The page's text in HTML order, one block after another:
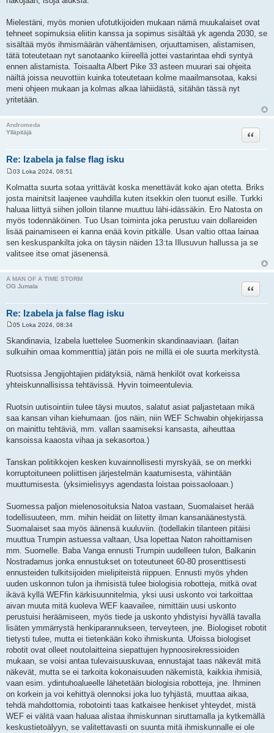
Mielestäni, myös monien ufotutkijoiden mukaan nämä muukalaiset ovat
tehneet sopimuksia eliitin kanssa ja sopimus sisältää yk agenda 2030, se
sisältää myös ihmismäärän vähentämisen, orjuuttamisen, alistamisen,
tätä toteutetaan nyt sanotaanko kiireellä jottei vastarintaa ehdi syntyä
ennen alistamista. Toisaalta Albert Pike 33 asteen muurari sai ohjeita
näiltä joissa neuvottiin kuinka toteutetaan kolme maailmansotaa, kaksi
meni ohjeen mukaan ja kolmas alkaa lähiidästä, sitähän tässä nyt
yritetään.
Andromeda
Ylläpitäjä
Re: Izabela ja false flag isku
Lainaa
e
s
i
03 Loka 2024, 08:51
Kolmatta suurta sotaa yrittävät koska menettävät koko ajan otetta. Briks
josta mainitsit laajenee vauhdilla kuten itsekkin olen tuonut esille. Turkki
haluaa liittyä siihen jolloin tilanne muuttuu lähi-idässäkin. Ero Natosta on
myös todennäköinen. Tuo Usan toiminta joka perustuu vain dollareiden
lisää painamiseen ei kanna enää kovin pitkälle. Usan valtio ottaa lainaa
sen keskuspankilta joka on täysin näiden 13:ta Illusuvun hallussa ja se
valitsee itse omat jäsenensä.
A MAN OF A TIME STORM
OG Jumala
Re: Izabela ja false flag isku
Lainaa
e
s
05 Loka 2024, 08:34
Skandinavia, Izabela luettelee Suomenkin skandinaaviaan. (laitan
sulkuihin omaa kommenttia) jätän pois ne millä ei ole suurta merkitystä.
Ruotsissa Jengijohtajien pidätyksiä, nämä henkilöt ovat korkeissa
yhteiskunnallisissa tehtävissä. Hyvin toimeentulevia.
Ruotsin uutisointiin tulee täysi muutos, salatut asiat paljastetaan mikä
saa kansan vihan kiehumaan. (jos näin, niin WEF Schwabin ohjekirjassa
on mainittu tehtäviä, mm. vallan saamiseksi kansasta, aiheuttaa
kansoissa kaaosta vihaa ja sekasortoa.)
Tanskan politikkojen kesken kuvainnollisesti myrskyää, se on merkki
korruptoituneen poliittisen järjestelmän kaatumisesta, vähintään
muuttumisesta. (yksimielisyys agendasta loistaa poissaoloaan.)
Suomessa paljon mielenosoituksia Natoa vastaan, Suomalaiset herää
todellisuuteen, mm. mihin heidät on liitetty ilman kansanäänestystä.
Suomalaiset saa myös äänensä kuuluviin. (todellakin tilanteen pitäisi
muuttua Trumpin astuessa valtaan, Usa lopettaa Naton rahoittamisen
mm. Suomelle. Baba Vanga ennusti Trumpin uudelleen tulon, Balkanin
Nostradamus jonka ennustukset on toteutuneet 60-80 prosenttisesti
ennusteiden tulkitsijoiden mielipiteistä riippuen. Ennusti myös yhden
uuden uskonnon tulon ja ihmisistä tulee biologisia robotteja, mitkä ovat
ikävä kyllä WEFfin kärkisuunnitelmia, yksi uusi uskonto voi tarkoittaa
aivan muuta mitä kuoleva WEF kaavailee, nimittäin uusi uskonto
perustuisi heräämiseen, myös tiede ja uskonto yhdistyisi hyvällä tavalla
lisäten ymmärrystä henkiparannukseen, terveyteen, jne. Biologiset robotit
tietysti tulee, mutta ei tietenkään koko ihmiskunta. Ufoissa biologiset
robotit ovat olleet noutolaitteina siepattujen hypnoosirekressioiden
mukaan, se voisi antaa tulevaisuuskuvaa, ennustajat taas näkevät mitä
näkevät, mutta se ei tarkoita kokonaisuuden näkemistä, kaikkia ihmisiä,
vaan esim. ydintuhoalueelle lähetetään biologisia robotteja, jne. Ihminen
on korkein ja voi kehittyä olennoksi joka luo tyhjästä, muuttaa aikaa,
tehdä mahdottomia, robotointi taas katkaisee henkiset yhteydet, mistä
WEF ei välitä vaan haluaa alistaa ihmiskunnan siruttamalla ja kytkemällä
keskustietoälyyn, se valitettavasti on suunta mitä ihmiskunnalle ei ole